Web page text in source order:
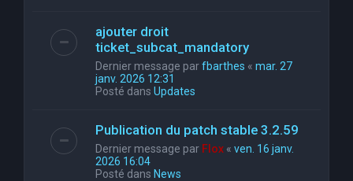
ajouter droit
ticket_subcat_mandatory
Dernier message parfbarthes « mar. 27
janv. 2026 12:31
Posté dans Updates
Publication du patch stable 3.2.59
Dernier message par Flox « ven. 16 janv.
2026 16:04
Posté dans News